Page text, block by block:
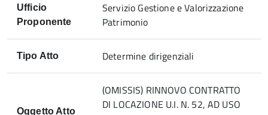
Ufficio
Proponente
Servizio Gestione e Valorizzazione
Patrimonio
Tipo Atto Determine dirigenziali
Oggetto Atto
(OMISSIS) RINNOVO CONTRATTO
DI LOCAZIONE U.I. N. 52, AD USO